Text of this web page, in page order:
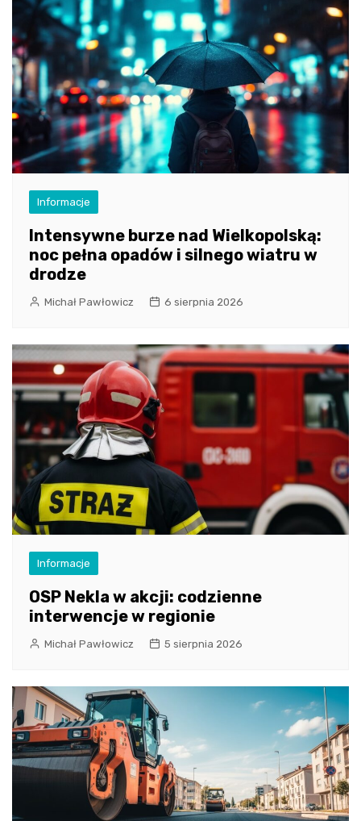
Informacje
Intensywne burze nad Wielkopolską:
noc pełna opadów i silnego wiatru w
drodze
Michał Pawłowicz 6 sierpnia 2026
Informacje
OSP Nekla w akcji: codzienne
interwencje w regionie
Michał Pawłowicz 5 sierpnia 2026